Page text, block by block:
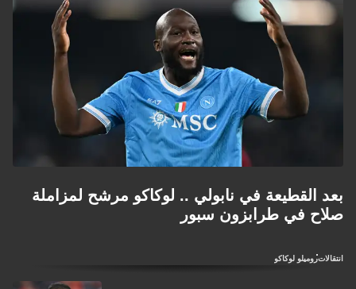
بعد القطيعة في نابولي .. لوكاكو مرشح لمزاملة
صلاح في طرابزون سبور
انتقالاتروميلو لوكاكو